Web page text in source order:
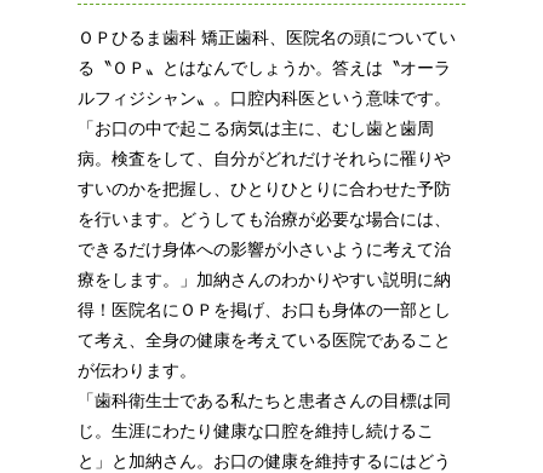
ＯＰひるま歯科 矯正歯科、医院名の頭についてい
る〝ＯＰ〟とはなんでしょうか。答えは〝オーラ
ルフィジシャン〟。口腔内科医という意味です。
「お口の中で起こる病気は主に、むし歯と歯周
病。検査をして、自分がどれだけそれらに罹りや
すいのかを把握し、ひとりひとりに合わせた予防
を行います。どうしても治療が必要な場合には、
できるだけ身体への影響が小さいように考えて治
療をします。」加納さんのわかりやすい説明に納
得！医院名にＯＰを掲げ、お口も身体の一部とし
て考え、全身の健康を考えている医院であること
が伝わります。
「歯科衛生士である私たちと患者さんの目標は同
じ。生涯にわたり健康な口腔を維持し続けるこ
と」と加納さん。お口の健康を維持するにはどう